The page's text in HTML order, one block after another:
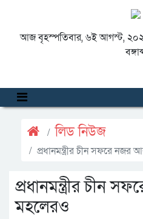
আজ বৃহস্পতিবার, ৬ই আগস্ট, ২০২৬
লিড নিউজ
প্রধানমন্ত্রীর চীন সফরে নজর
প্রধানমন্ত্রীর চীন
মহলেরও